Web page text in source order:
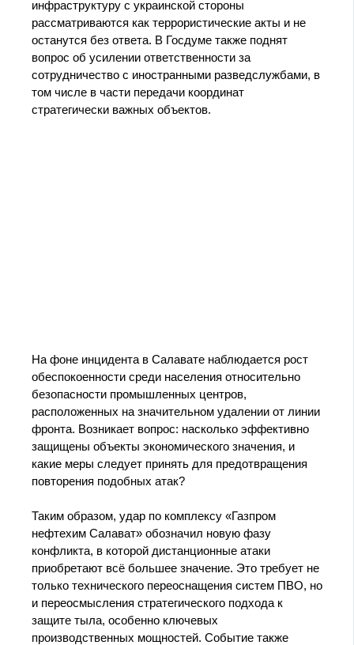
инфраструктуру с украинской стороны
рассматриваются как террористические акты и не
останутся без ответа. В Госдуме также поднят
вопрос об усилении ответственности за
сотрудничество с иностранными разведслужбами, в
том числе в части передачи координат
стратегически важных объектов.
На фоне инцидента в Салавате наблюдается рост
обеспокоенности среди населения относительно
безопасности промышленных центров,
расположенных на значительном удалении от линии
фронта. Возникает вопрос: насколько эффективно
защищены объекты экономического значения, и
какие меры следует принять для предотвращения
повторения подобных атак?
Таким образом, удар по комплексу «Газпром
нефтехим Салават» обозначил новую фазу
конфликта, в которой дистанционные атаки
приобретают всё большее значение. Это требует не
только технического переоснащения систем ПВО, но
и переосмысления стратегического подхода к
защите тыла, особенно ключевых
производственных мощностей. Событие также